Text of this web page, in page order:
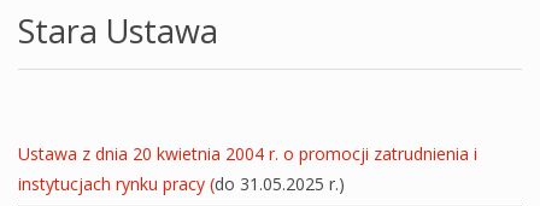
Stara Ustawa
Ustawa z dnia 20 kwietnia 2004 r. o promocji zatrudnienia i
instytucjach rynku pracy (do 31.05.2025 r.)